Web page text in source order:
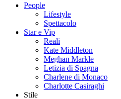
People
Lifestyle
Spettacolo
Star e Vip
Reali
Kate Middleton
Meghan Markle
Letizia di Spagna
Charlene di Monaco
Charlotte Casiraghi
Stile